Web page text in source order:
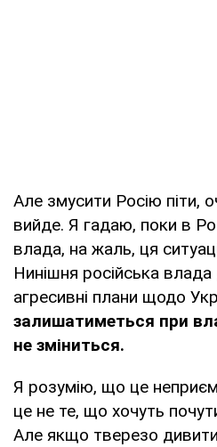
Але змусити Росію піти,
вийде. Я гадаю, поки в
влада, на жаль, ця
Нинішня російська
агресивні плани щодо
залишатиметься при
не зміниться.
Я розумію, що це
це не те, що хочуть
Але якщо тверезо